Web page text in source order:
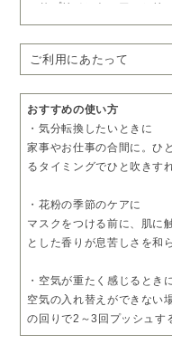
・サプリメントエアーシリ
・スリープシープシリーズ
ご利用にあたって
おすすめの使い方
・気分転換したいときに
家事やお仕事の合間に。ひ
るタイミングでひと吹きす
・花粉の季節のケアに
マスクをつける前に、肌に
とした香りが息苦しさを和
・空気が重たく感じるとき
空気の入れ替えができない
の回りで2～3回プッシュす